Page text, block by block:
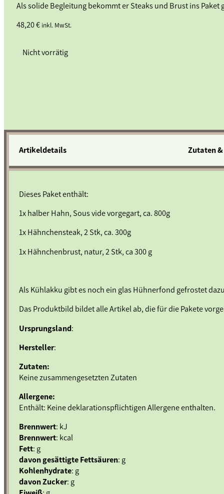
Als solide Begleitung bekommt er Steaks und Brust ins Paket
48,20€ inkl. MwSt.
Nicht vorrätig
Artikeldetails Zutaten
Dieses Paket enthält:
1x halber Hahn, Sous vide vorgegart, ca. 800g
1x Hähnchensteak, 2 Stk, ca. 300g
1x Hähnchenbrust, natur, 2 Stk, ca 300 g
Als Kühlakku gibt es noch ein glas Hühnerfond gefrostet
Das Produktbild bildet alle Artikel ab, die für die Pakete
Ursprungsland:
Hersteller:
Zutaten:
Keine zusammengesetzten Zutaten
Allergene:
Enthält: Keine deklarationspflichtigen Allergene enthalten.
Brennwert: kJ
Brennwert: kcal
Fett: g
davon gesättigte Fettsäuren: g
Kohlenhydrate: g
davon Zucker: g